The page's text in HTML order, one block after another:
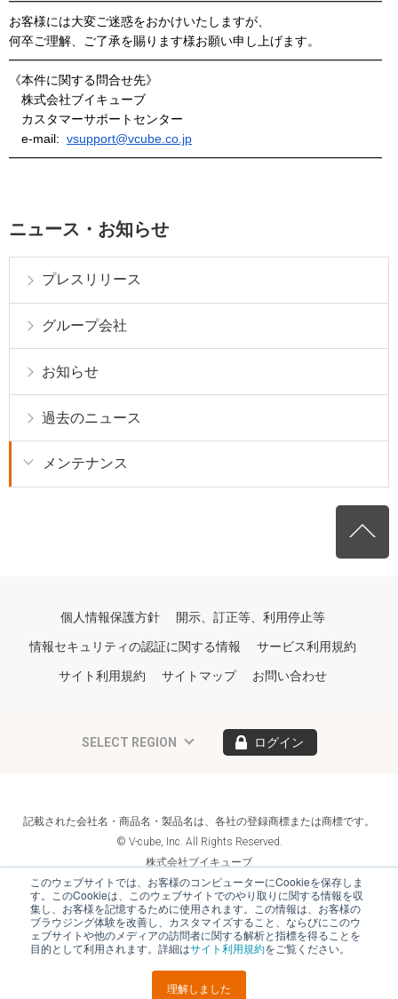
このウェブサイトでは、お客様のコンピューターにCookieを保存しま
す。このCookieは、このウェブサイトでのやり取りに関する情報を収
集し、お客様を記憶するために使用されます。この情報は、お客様の
ブラウジング体験を改善し、カスタマイズすること、ならびにこのウ
ェブサイトや他のメディアの訪問者に関する解析と指標を得ることを
目的として利用されます。詳細はサイト利用規約をご覧ください。
理解しました
お客様には大変ご迷惑をおかけいたしますが、
何卒ご理解、ご了承を賜ります様お願い申し上げます。
━━━━━━━━━━━━━━━━━━━━━━━━━━━━━━
《本件に関する問合せ先》
株式会社ブイキューブ
カスタマーサポートセンター
e-mail: vsupport@vcube.co.jp
━━━━━━━━━━━━━━━━━━━━━━━━━━━━━━
ニュース・お知らせ
プレスリリース
グループ会社
お知らせ
過去のニュース
メンテナンス
個人情報保護方針 開示、訂正等、利用停止等
情報セキュリティの認証に関する情報 サービス利用規約
サイト利用規約 サイトマップ お問い合わせ
SELECT REGION ログイン
記載された会社名・商品名・製品名は、各社の登録商標または商標です。
© V-cube, Inc. All Rights Reserved.
株式会社ブイキューブ
Follow Us